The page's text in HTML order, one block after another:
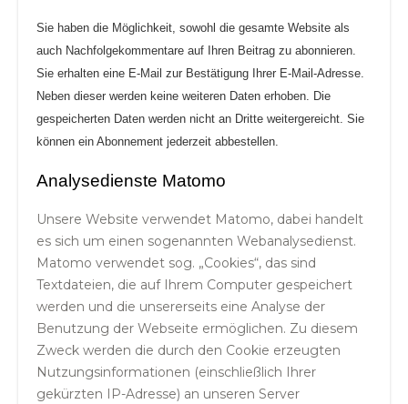
Sie haben die Möglichkeit, sowohl die gesamte Website als
auch Nachfolgekommentare auf Ihren Beitrag zu abonnieren.
Sie erhalten eine E-Mail zur Bestätigung Ihrer E-Mail-Adresse.
Neben dieser werden keine weiteren Daten erhoben. Die
gespeicherten Daten werden nicht an Dritte weitergereicht. Sie
können ein Abonnement jederzeit abbestellen.
Analysedienste Matomo
Unsere Website verwendet Matomo, dabei handelt
es sich um einen sogenannten Webanalysedienst.
Matomo verwendet sog. „Cookies“, das sind
Textdateien, die auf Ihrem Computer gespeichert
werden und die unsererseits eine Analyse der
Benutzung der Webseite ermöglichen. Zu diesem
Zweck werden die durch den Cookie erzeugten
Nutzungsinformationen (einschließlich Ihrer
gekürzten IP-Adresse) an unseren Server